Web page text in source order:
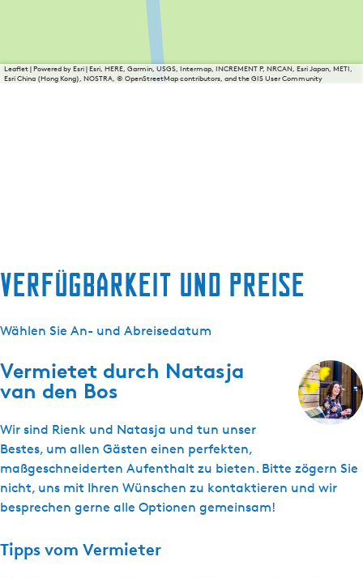
Leaflet|Powered by Esri | Esri, HERE, Garmin, USGS, Intermap, INCREMENT P, NRCAN, Esri Japan, METI,
Esri China (Hong Kong), NOSTRA, © OpenStreetMap contributors, and the GIS User Community
Verfügbarkeit und Preise
Wählen Sie An- und Abreisedatum
Vermietet durch Natasja
van den Bos
Wir sind Rienk und Natasja und tun unser
Bestes, um allen Gästen einen perfekten,
maßgeschneiderten Aufenthalt zu bieten. Bitte zögern Sie
nicht, uns mit Ihren Wünschen zu kontaktieren und wir
besprechen gerne alle Optionen gemeinsam!
Tipps vom Vermieter